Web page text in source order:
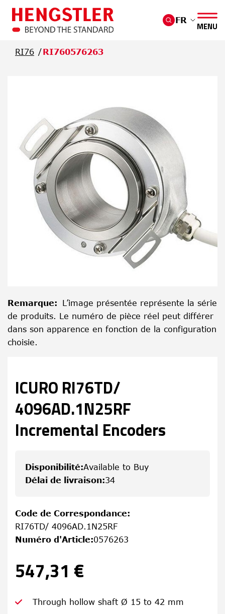
Passer au contenu principal
FR
MENU
RI76 RI760576263
Remarque: L’image présentée représente la série
de produits. Le numéro de pièce réel peut différer
dans son apparence en fonction de la configuration
choisie.
ICURO RI76TD/
4096AD.1N25RF
Incremental Encoders
Disponibilité:Available to Buy
Délai de livraison:34
Code de Correspondance:
RI76TD/ 4096AD.1N25RF
Numéro d'Article:0576263
547,31 €
Through hollow shaft Ø 15 to 42 mm